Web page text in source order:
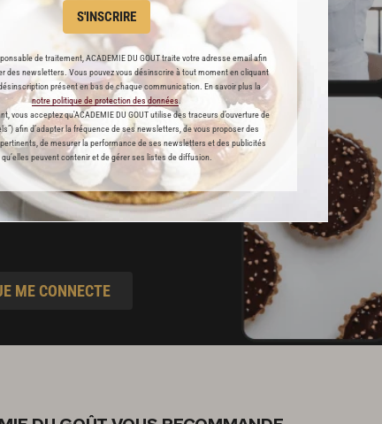
S'INSCRIRE
de traitement, ACADEMIE DU GOUT traite votre adresse email afin
des newsletters. Vous pouvez vous désinscrire à tout moment en cliquant
présent en bas de chaque communication. En savoir plus la
notre politique de protection des données.
vous acceptez qu'ACADEMIE DU GOUT utilise des traceurs d’ouverture de
afin d’adapter la fréquence de ses newsletters, de vous proposer des
de mesurer la performance de ses newsletters et des publicités
qu’elles peuvent contenir et de gérer ses listes de diffusion.
ME CONNECTE